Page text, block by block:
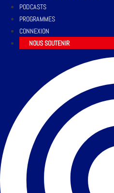
PODCASTS
PROGRAMMES
CONNEXION
NOUS SOUTENIR